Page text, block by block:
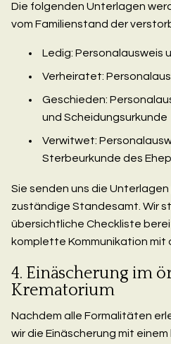
Die folgenden Unterlagen
vom Familienstand der
Ledig: Personalausweis
Verheiratet:
Geschieden:
und Scheidungsurkunde
Verwitwet:
Sterbeurkunde des
Sie senden uns die
zuständige Standesamt. Wir
übersichtliche Checkliste
komplette Kommunikation mit
4. Einäscherung im
Krematorium
Nachdem alle Formalitäten
wir die Einäscherung mit